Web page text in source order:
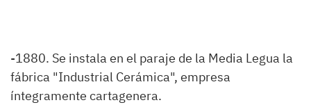
-1880. Se instala en el paraje de la Media Legua la
fábrica "Industrial Cerámica", empresa
íntegramente cartagenera.